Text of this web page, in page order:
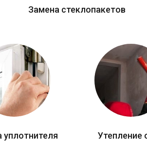
Замена стеклопакетов
уплотнителя Утепление